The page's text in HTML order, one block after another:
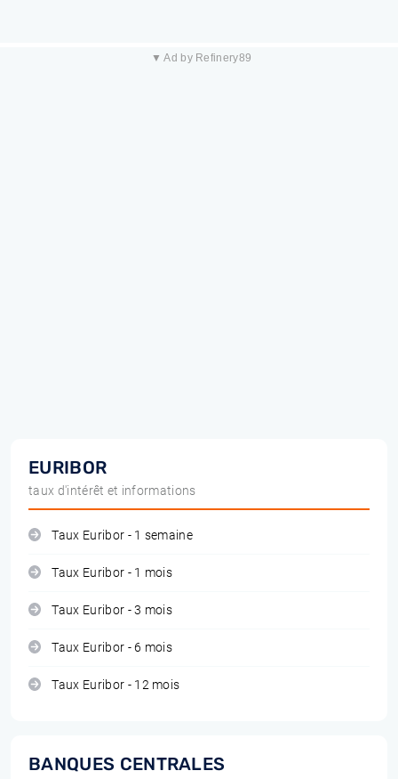
▼ Ad by Refinery89
EURIBOR
taux d'intérêt et informations
Taux Euribor - 1 semaine
Taux Euribor - 1 mois
Taux Euribor - 3 mois
Taux Euribor - 6 mois
Taux Euribor - 12 mois
BANQUES CENTRALES